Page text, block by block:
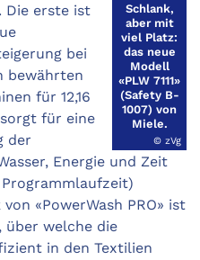
Schlank,
aber mit
viel Platz:
das neue
Modell
«PLW 7111»
(Safety B-
1007) von
Miele.
© zVg
Die erste ist
bei
bewährten
für 12,16
für eine
der
Energie und Zeit
«PowerWash PRO» ist
über welche die
in den Textilien